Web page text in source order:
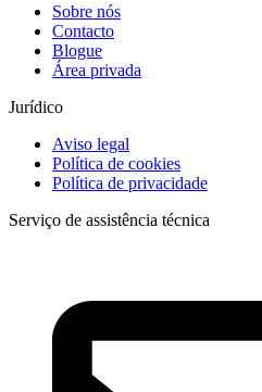
Sobre nós
Contacto
Blogue
Área privada
Jurídico
Aviso legal
Política de cookies
Política de privacidade
Serviço de assistência técnica